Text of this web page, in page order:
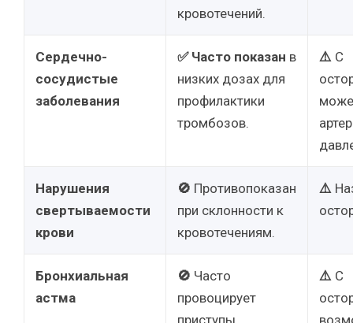
кровотечений.
Сердечно-
сосудистые
заболевания
✅ Часто показан в
низких дозах для
профилактики
тромбозов.
⚠️ С
Нарушения
свертываемости
крови
🚫 Противопоказан
при склонности к
кровотечениям.
⚠️
Бронхиальная
астма
🚫 Часто
провоцирует
приступы
⚠️ С